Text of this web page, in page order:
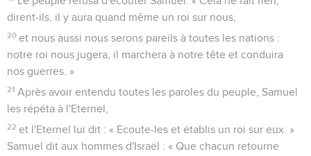
dirent-ils, il y aura quand même un roi sur nous,
20 et nous aussi nous serons pareils à toutes les nations :
notre roi nous jugera, il marchera à notre tête et conduira
nos guerres. »
21 Après avoir entendu toutes les paroles du peuple, Samuel
les répéta à l'Eternel,
22 et l'Eternel lui dit : « Ecoute-les et établis un roi sur eux. »
Samuel dit aux hommes d'Israël : « Que chacun retourne